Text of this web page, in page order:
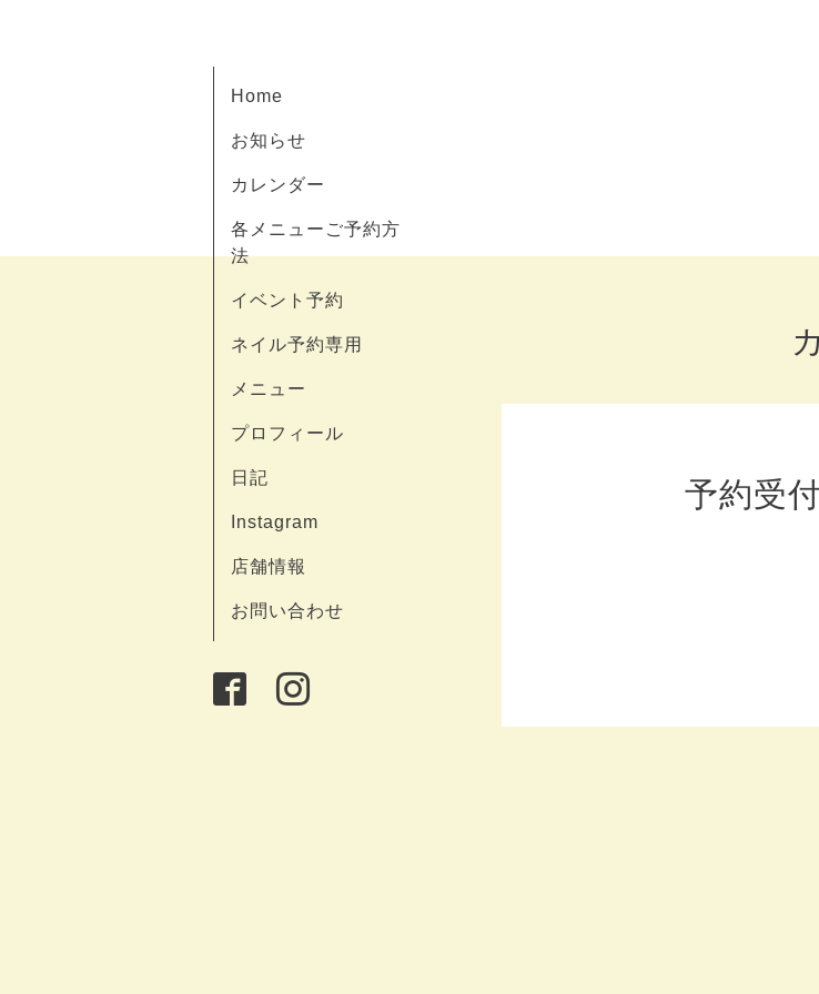
Home
お知らせ
カレンダー
各メニューご予約方
法
イベント予約
ネイル予約専用
メニュー
プロフィール
日記
Instagram
店舗情報
お問い合わせ
予約受